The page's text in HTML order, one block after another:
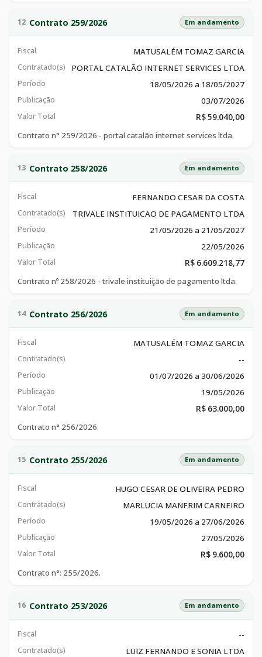
12 Contrato 259/2026 Em andamento
Fiscal MATUSALÉM TOMAZ GARCIA
Contratado(s) PORTAL CATALÃO INTERNET SERVICES LTDA
Período 18/05/2026 a 18/05/2027
Publicação 03/07/2026
Valor Total
R$ 59.040,00
Contrato n° 259/2026 - portal catalão internet services ltda.
13 Contrato 258/2026 Em andamento
Fiscal FERNANDO CESAR DA COSTA
Contratado(s) TRIVALE INSTITUICAO DE PAGAMENTO LTDA
Período 21/05/2026 a 21/05/2027
Publicação 22/05/2026
Valor Total
R$ 6.609.218,77
Contrato nº 258/2026 - trivale instituição de pagamento ltda.
14 Contrato 256/2026 Em andamento
Fiscal MATUSALÉM TOMAZ GARCIA
Contratado(s) --
Período 01/07/2026 a 30/06/2026
Publicação 19/05/2026
Valor Total
R$ 63.000,00
Contrato n° 256/2026.
15 Contrato 255/2026 Em andamento
Fiscal HUGO CESAR DE OLIVEIRA PEDRO
Contratado(s) MARLUCIA MANFRIM CARNEIRO
Período 19/05/2026 a 27/06/2026
Publicação 27/05/2026
Valor Total
R$ 9.600,00
Contrato n°: 255/2026.
16 Contrato 253/2026 Em andamento
Fiscal --
Contratado(s) LUIZ FERNANDO E SONIA LTDA